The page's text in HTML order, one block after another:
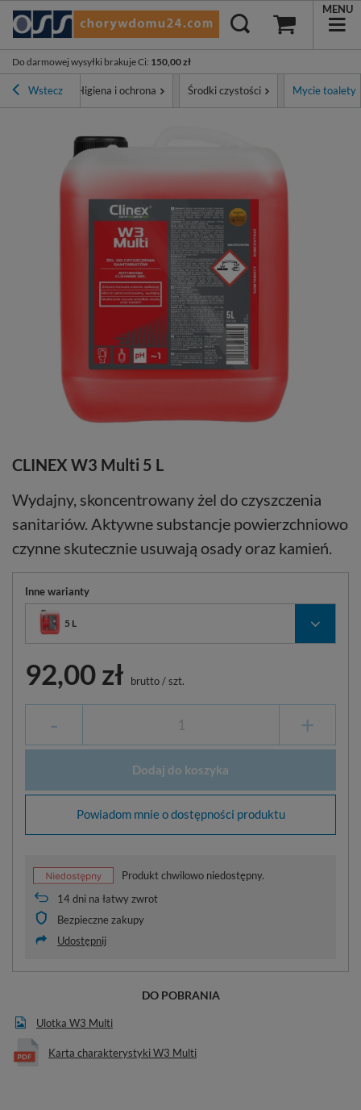
Do darmowej wysyłki brakuje Ci: 150,00 zł
MENU
Wstecz
główna Higiena i ochrona Środki czystości Mycie toalety
CLINEX W3 Multi 5 L
Wydajny, skoncentrowany żel do czyszczenia
sanitariów. Aktywne substancje powierzchniowo
czynne skutecznie usuwają osady oraz kamień.
Inne warianty
5 L
92,00 zł brutto/szt.
- +
Dodaj do koszyka
Powiadom mnie o dostępności produktu
Produkt chwilowo niedostępny.
14dni na łatwy zwrot
Bezpieczne zakupy
Udostępnij
DO POBRANIA
Ulotka W3 Multi
Karta charakterystyki W3 Multi